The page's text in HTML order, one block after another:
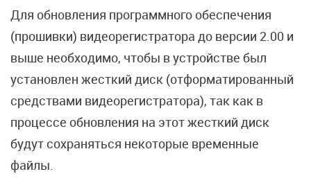
Для обновления программного обеспечения
(прошивки) видеорегистратора до версии 2.00 и
выше необходимо, чтобы в устройстве был
установлен жесткий диск (отформатированный
средствами видеорегистратора), так как в
процессе обновления на этот жесткий диск
будут сохраняться некоторые временные
файлы.